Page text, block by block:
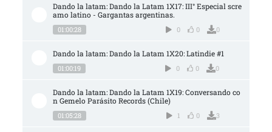
Dando la latam: Dando la Latam 1X17: III° Especial scre
amo latino - Gargantas argentinas.
01:00:28 0 0 0
Dando la latam: Dando la Latam 1X20: Latindie #1
01:00:19 0 0 0
Dando la latam: Dando la Latam 1X19: Conversando co
n Gemelo Parásito Records (Chile)
01:05:28 1 0 3